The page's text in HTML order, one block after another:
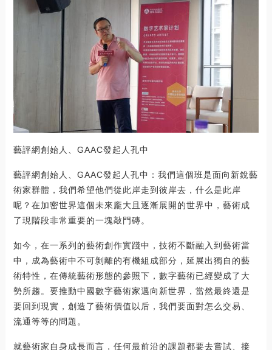
藝評網創始人、GAAC發起人孔中
藝評網創始人、GAAC發起人孔中：我們這個班是面向新銳藝
術家群體，我們希望他們從此岸走到彼岸去，什么是此岸
呢？在加密世界這個未來龐大且逐漸展開的世界中，藝術成
了現階段非常重要的一塊敲門磚。
如今，在一系列的藝術創作實踐中，技術不斷融入到藝術當
中，成為藝術中不可剝離的有機組成部分，延展出獨自的藝
術特性，在傳統藝術形態的參照下，數字藝術已經變成了大
勢所趨。要推動中國數字藝術家邁向新世界，當然最終還是
要回到現實，創造了藝術價值以后，我們要面對怎么交易、
流通等等的問題。
就藝術家自身成長而言，任何最前沿的課題都要去嘗試、接